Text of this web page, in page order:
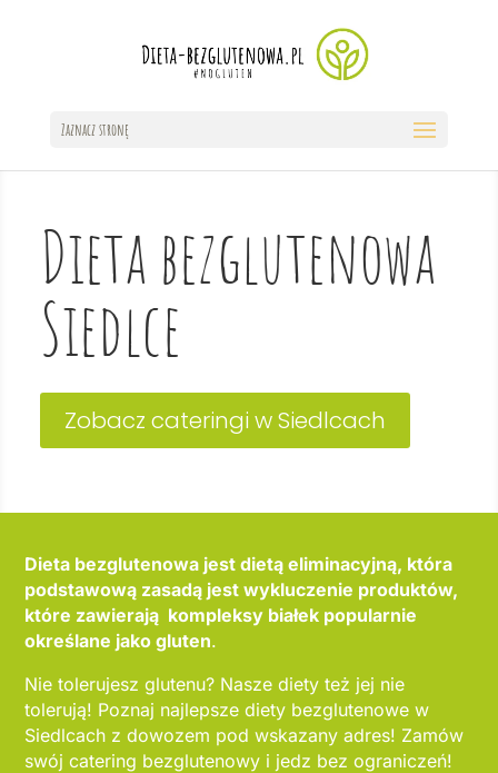
Zaznacz stronę
Dieta bezglutenowa
Siedlce
Zobacz cateringi w Siedlcach
Dieta bezglutenowa jest dietą eliminacyjną, która
podstawową zasadą jest wykluczenie produktów,
które zawierają kompleksy białek popularnie
określane jako gluten.
Nie tolerujesz glutenu? Nasze diety też jej nie
tolerują! Poznaj najlepsze diety bezglutenowe w
Siedlcach z dowozem pod wskazany adres! Zamów
swój catering bezglutenowy i jedz bez ograniczeń!